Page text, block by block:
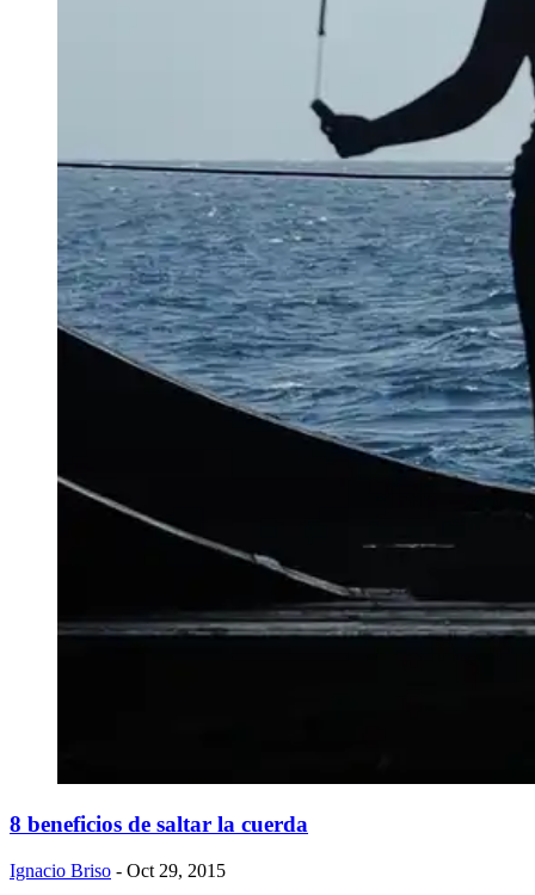
8 beneficios de saltar la cuerda
Ignacio Briso - Oct 29, 2015